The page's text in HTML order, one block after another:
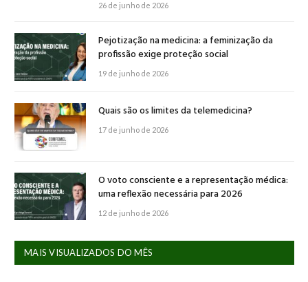
26 de junho de 2026
Pejotização na medicina: a feminização da
profissão exige proteção social
19 de junho de 2026
Quais são os limites da telemedicina?
17 de junho de 2026
O voto consciente e a representação médica:
uma reflexão necessária para 2026
12 de junho de 2026
MAIS VISUALIZADOS DO MÊS